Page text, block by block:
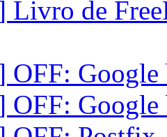
Livro de
OFF:
OFF: